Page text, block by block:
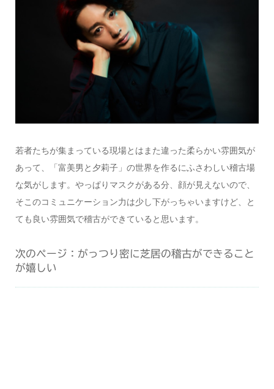
若者たちが集まっている現場とはまた違った柔らかい雰囲気が
あって、「富美男と夕莉子」の世界を作るにふさわしい稽古場
な気がします。やっぱりマスクがある分、顔が見えないので、
そこのコミュニケーション力は少し下がっちゃいますけど、と
ても良い雰囲気で稽古ができていると思います。
次のページ：がっつり密に芝居の稽古ができること
が嬉しい